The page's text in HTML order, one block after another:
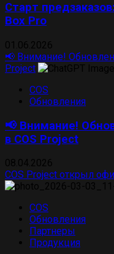
Старт
Box Pro
📢 Внимание!
Project
COS
Обновления
📢 Внимание!
в COS Project
COS Project открыл
COS
Обновления
Партнеры
Продукция